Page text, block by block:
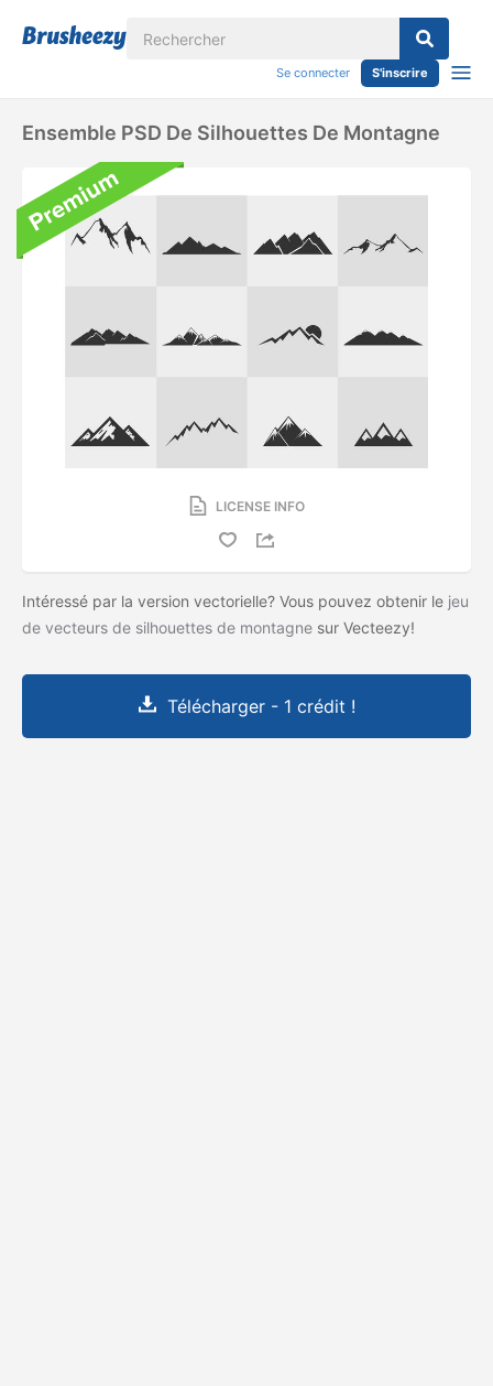
Se connecter S'inscrire
Ensemble PSD De Silhouettes De Montagne
LICENSE INFO
Intéressé par la version vectorielle? Vous pouvez obtenir le jeu
de vecteurs de silhouettes de montagne sur Vecteezy!
Télécharger - 1 crédit !